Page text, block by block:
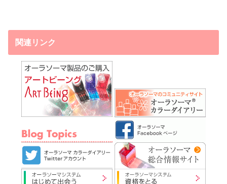
関連リンク